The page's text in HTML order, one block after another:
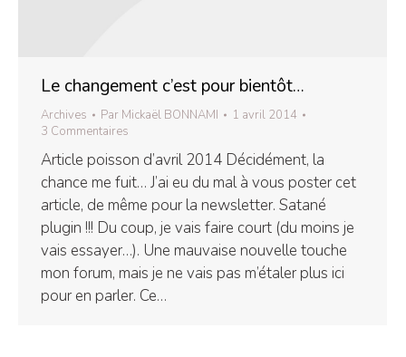
Le changement c’est pour bientôt…
Archives Par Mickaël BONNAMI
1 avril 2014
3 Commentaires
Article poisson d’avril 2014 Décidément, la
chance me fuit… J’ai eu du mal à vous poster cet
article, de même pour la newsletter. Satané
plugin !!! Du coup, je vais faire court (du moins je
vais essayer…). Une mauvaise nouvelle touche
mon forum, mais je ne vais pas m’étaler plus ici
pour en parler. Ce…